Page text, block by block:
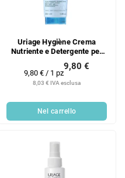
Uriage Hygiène Crema
Nutriente e Detergente per
Corpo e Viso (Crema
Nutriente e Detergente) 200
ml
8,03 € IVA esclusa
9,80 €
Prezzo
della
9,80 € / 1 pz
Nel carrello